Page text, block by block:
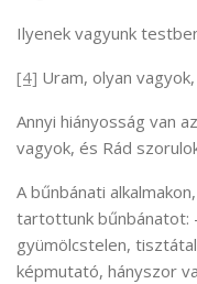
Ilyenek vagyunk
[4] Uram, olyan
Annyi hiányosság van
vagyok, és Rád
A bűnbánati
tartottunk bűnbánatot:
gyümölcstelen,
képmutató, hányszor